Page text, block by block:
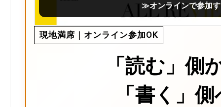
≫オンラインで参加
現地満席｜オンライン参加OK
「読む」側
「書く」